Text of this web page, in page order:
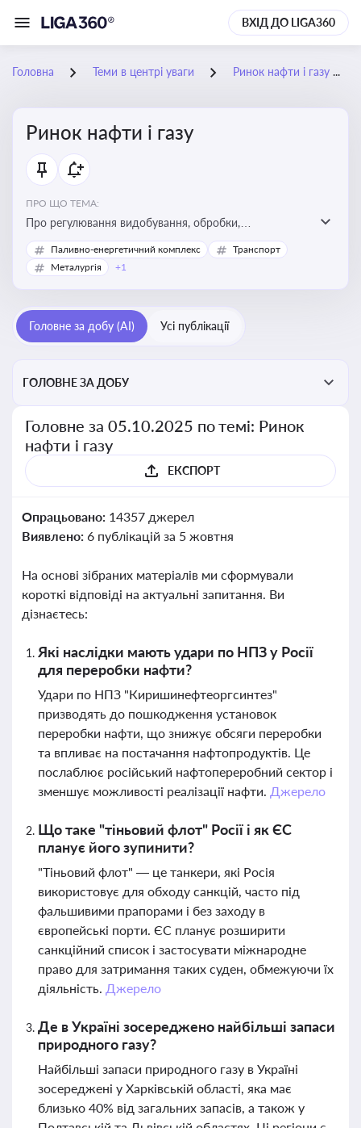
ВХІД ДО LIGA360
Головна Теми в центрі уваги Ринок нафти і газу
Ринок нафти і газу
ПРО ЩО ТЕМА:
Про регулювання видобування, обробки,
транспортування та реалізації нафти й природного
газу, що критично важливо для енергетичної безпеки,
Паливно-енергетичний комплекс
Транспорт
Металургія
+1
Головне за добу (AI) Усі публікації
ГОЛОВНЕ ЗА ДОБУ
Головне за 05.10.2025 по темі: Ринок
нафти і газу
ЕКСПОРТ
Опрацьовано: 14357 джерел
Виявлено: 6 публікацій за 5 жовтня
На основі зібраних матеріалів ми сформували
короткі відповіді на актуальні запитання. Ви
дізнаєтесь:
Які наслідки мають удари по НПЗ у Росії
для переробки нафти?
Удари по НПЗ "Киришинефтеоргсинтез"
призводять до пошкодження установок
переробки нафти, що знижує обсяги переробки
та впливає на постачання нафтопродуктів. Це
послаблює російський нафтопереробний сектор і
зменшує можливості реалізації нафти. Джерело
Що таке "тіньовий флот" Росії і як ЄС
планує його зупинити?
"Тіньовий флот" — це танкери, які Росія
використовує для обходу санкцій, часто під
фальшивими прапорами і без заходу в
європейські порти. ЄС планує розширити
санкційний список і застосувати міжнародне
право для затримання таких суден, обмежуючи їх
діяльність. Джерело
Де в Україні зосереджено найбільші запаси
природного газу?
Найбільші запаси природного газу в Україні
зосереджені у Харківській області, яка має
близько 40% від загальних запасів, а також у